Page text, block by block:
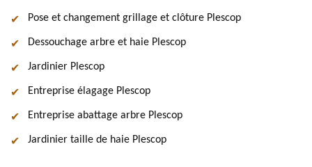
Pose et changement grillage et clôture Plescop
Dessouchage arbre et haie Plescop
Jardinier Plescop
Entreprise élagage Plescop
Entreprise abattage arbre Plescop
Jardinier taille de haie Plescop